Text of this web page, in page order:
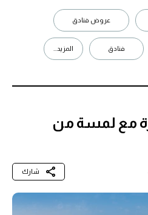
عروض فنادق
فنادق المزيد...
مع لمسة من
شارك